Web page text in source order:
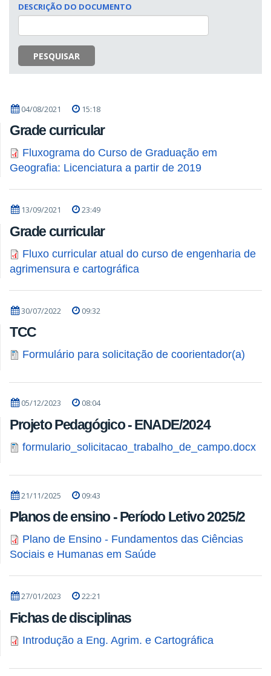
DESCRIÇÃO DO DOCUMENTO
PESQUISAR
04/08/2021 15:18
Grade curricular
Fluxograma do Curso de Graduação em
Geografia: Licenciatura a partir de 2019
13/09/2021 23:49
Grade curricular
Fluxo curricular atual do curso de engenharia de
agrimensura e cartográfica
30/07/2022 09:32
TCC
Formulário para solicitação de coorientador(a)
05/12/2023 08:04
Projeto Pedagógico - ENADE/2024
formulario_solicitacao_trabalho_de_campo.docx
21/11/2025 09:43
Planos de ensino - Período Letivo 2025/2
Plano de Ensino - Fundamentos das Ciências
Sociais e Humanas em Saúde
27/01/2023 22:21
Fichas de disciplinas
Introdução a Eng. Agrim. e Cartográfica